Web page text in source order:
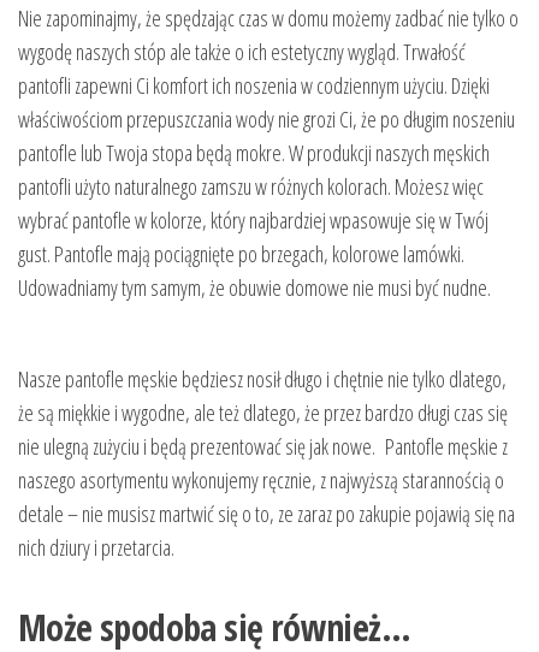
Nie zapominajmy, że spędzając czas w domu możemy zadbać nie tylko o
wygodę naszych stóp ale także o ich estetyczny wygląd. Trwałość
pantofli zapewni Ci komfort ich noszenia w codziennym użyciu. Dzięki
właściwościom przepuszczania wody nie grozi Ci, że po długim noszeniu
pantofle lub Twoja stopa będą mokre. W produkcji naszych męskich
pantofli użyto naturalnego zamszu w różnych kolorach. Możesz więc
wybrać pantofle w kolorze, który najbardziej wpasowuje się w Twój
gust. Pantofle mają pociągnięte po brzegach, kolorowe lamówki.
Udowadniamy tym samym, że obuwie domowe nie musi być nudne.
Nasze pantofle męskie będziesz nosił długo i chętnie nie tylko dlatego,
że są miękkie i wygodne, ale też dlatego, że przez bardzo długi czas się
nie ulegną zużyciu i będą prezentować się jak nowe. Pantofle męskie z
naszego asortymentu wykonujemy ręcznie, z najwyższą starannością o
detale – nie musisz martwić się o to, ze zaraz po zakupie pojawią się na
nich dziury i przetarcia.
Może spodoba się również…